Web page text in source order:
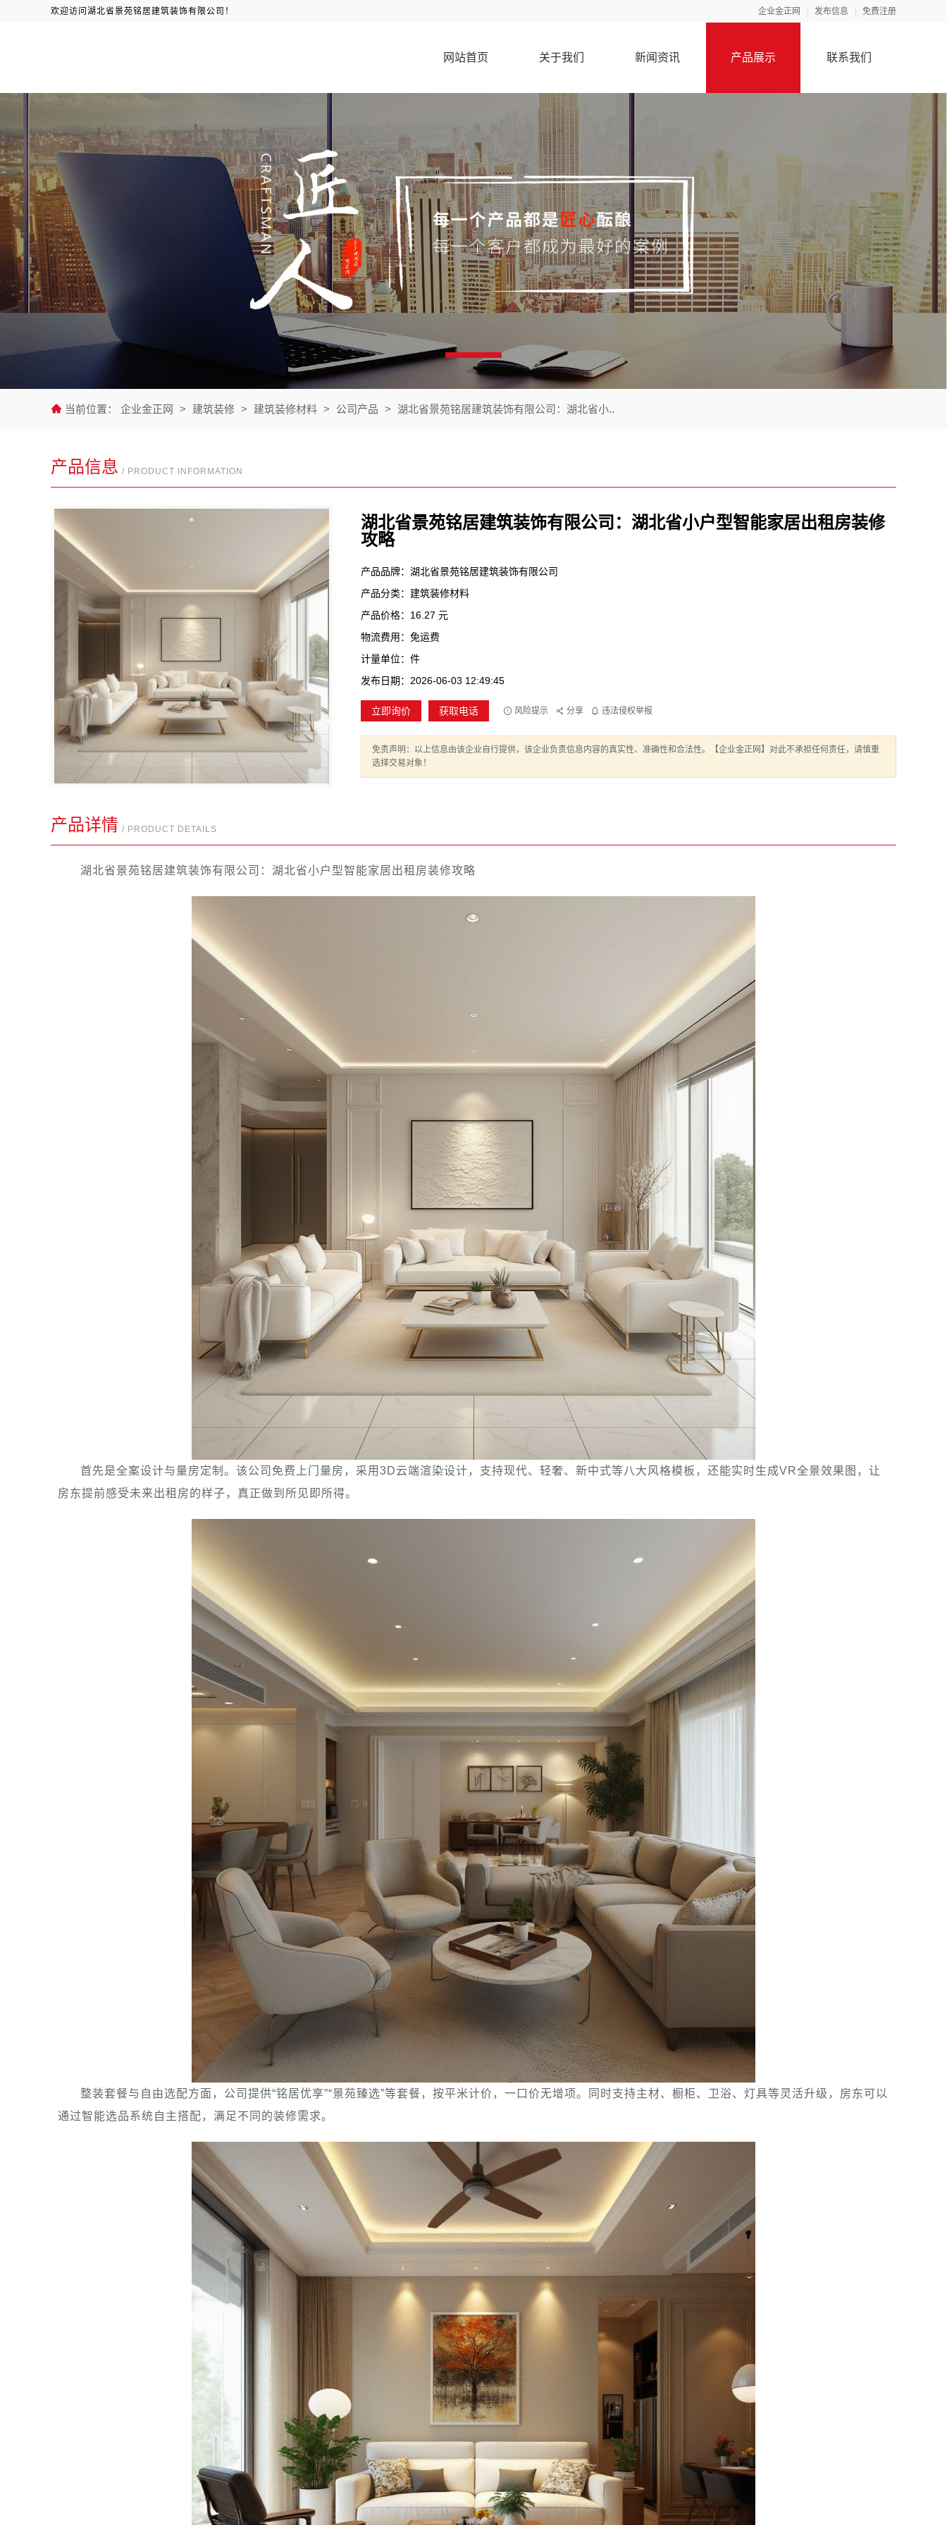
欢迎访问湖北省景苑铭居建筑装饰有限公司！ 企业金正网 发布信息 免费注册
网站首页 关于我们 新闻资讯 产品展示 联系我们
当前位置： 企业金正网 > 建筑装修 > 建筑装修材料 > 公司产品 > 湖北省景苑铭居建筑装饰有限公司：湖北省小..
产品信息 / PRODUCT INFORMATION
湖北省景苑铭居建筑装饰有限公司：湖北省小户型智能家居出租房装修
攻略
产品品牌：湖北省景苑铭居建筑装饰有限公司
产品分类：建筑装修材料
产品价格：16.27 元
物流费用：免运费
计量单位：件
发布日期：2026-06-03 12:49:45
立即询价 获取电话 风险提示 分享 违法侵权举报
免责声明：以上信息由该企业自行提供，该企业负责信息内容的真实性、准确性和合法性。【企业金正网】对此不承担任何责任，请慎重
选择交易对象！
产品详情 / PRODUCT DETAILS
湖北省景苑铭居建筑装饰有限公司：湖北省小户型智能家居出租房装修攻略
首先是全案设计与量房定制。该公司免费上门量房，采用3D云端渲染设计，支持现代、轻奢、新中式等八大风格模板，还能实时生成VR全景效果图，让
房东提前感受未来出租房的样子，真正做到所见即所得。
整装套餐与自由选配方面，公司提供“铭居优享”“景苑臻选”等套餐，按平米计价，一口价无增项。同时支持主材、橱柜、卫浴、灯具等灵活升级，房东可以
通过智能选品系统自主搭配，满足不同的装修需求。